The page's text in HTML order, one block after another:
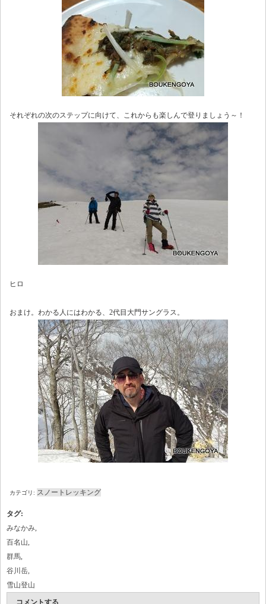
それぞれの次のステップに向けて、これからも楽しんで登りましょう～！
ヒロ
おまけ。わかる人にはわかる、2代目大門サングラス。
カテゴリ: スノートレッキング
タグ:
みなかみ
百名山
群馬
谷川岳
雪山登山
コメントする